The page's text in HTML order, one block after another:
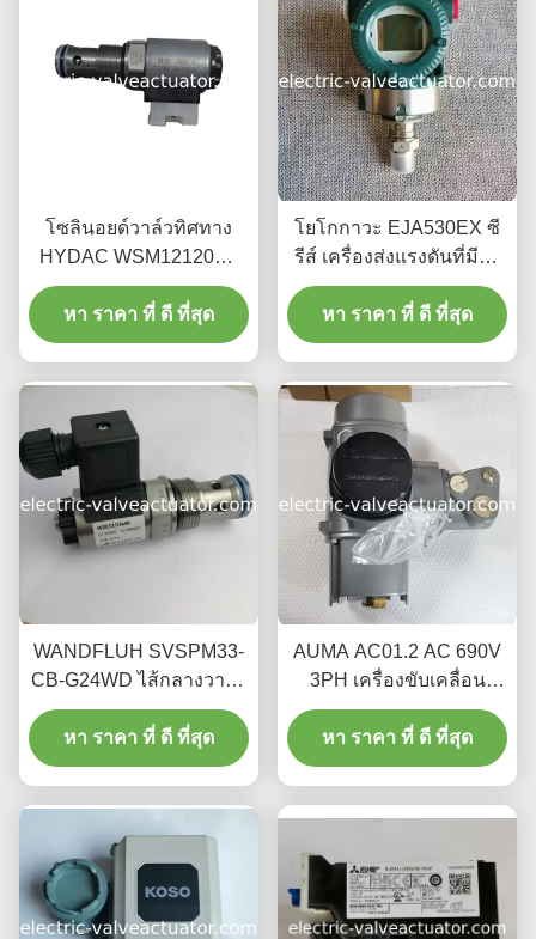
โซลินอยด์วาล์วทิศทาง
HYDAC WSM12120W-
01-C-N-24DG แรงดันใช้
งาน 350 บาร์ แหล่งจ่ายไฟ
24V DC และอัตราการ
หา ราคา ที่ ดี ที่สุด
โยโกกาวะ EJA530EX ซี
รีส์ เครื่องส่งแรงดันที่มีแร
งดันทํางานสูงสุด 4 MPa,
สัญญาณออก 4 ~ 20mA
และ 10.5 ~ 30 VDC แรง
หา ราคา ที่ ดี ที่สุด
WANDFLUH SVSPM33-
CB-G24WD ไส้กลางวาล์ว
โซลินอยด์ไฮดรอลิก -
อะไหล่ทดแทนของแท้
ทนทาน
หา ราคา ที่ ดี ที่สุด
AUMA AC01.2 AC 690V
3PH เครื่องขับเคลื่อน
ไฟฟ้า - ระบบขับเคลื่อน
ไฟฟ้าสามเฟส
ประสิทธิภาพสูง ระดับการ
หา ราคา ที่ ดี ที่สุด